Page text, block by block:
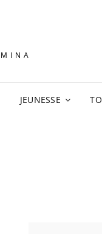
JEUNESSE